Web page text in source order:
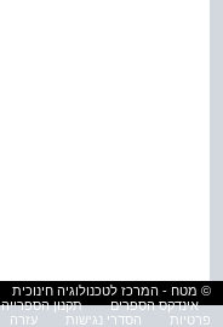
© מטח - המרכז לטכנולוגיה חינוכית
אינדקס הספרים
תקנון הספרייה
פרטיות
הסדרי נגישות עזרה